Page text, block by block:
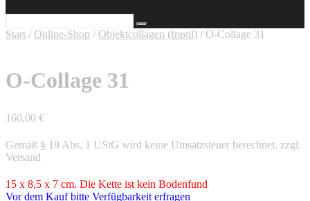
Start / Online-Shop / Objektcollagen (fragil) / O-Collage 31
O-Collage 31
160,00 €
Gemäß § 19 Abs. 1 UStG wird keine Umsatzsteuer berechnet. zzgl.
Versand
15 x 8,5 x 7 cm. Die Kette ist kein Bodenfund
Vor dem Kauf bitte Verfügbarkeit erfragen